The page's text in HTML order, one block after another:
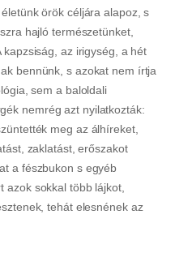
örök céljára alapoz, s
hajló természetünket,
az irigység, a hét
bennünk, s azokat nem írtja
sem a baloldali
nemrég azt nyilatkozták:
meg az álhíreket,
zaklatást, erőszakot
a fészbukon s egyéb
azok sokkal több lájkot,
tehát elesnének az